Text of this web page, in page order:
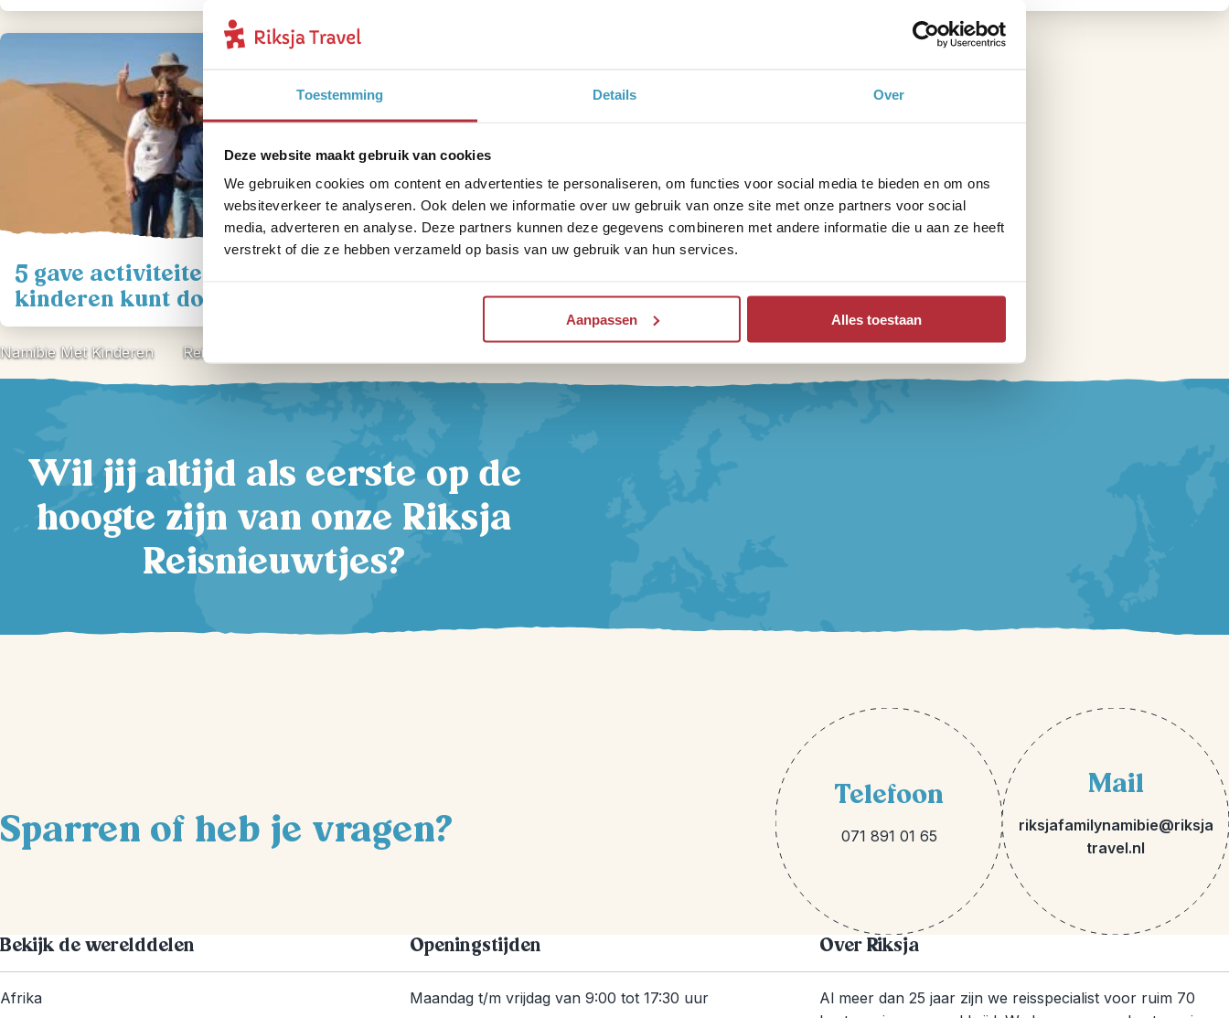
Toestemming Details Over
Deze website maakt gebruik van cookies
We gebruiken cookies om content en advertenties te personaliseren, om functies voor social media te bieden en om ons
websiteverkeer te analyseren. Ook delen we informatie over uw gebruik van onze site met onze partners voor social
media, adverteren en analyse. Deze partners kunnen deze gegevens combineren met andere informatie die u aan ze heeft
verstrekt of die ze hebben verzameld op basis van uw gebruik van hun services.
Aanpassen Alles toestaan
5 gave activiteiten die je met
kinderen kunt doen in Namibië
kinderen
Namibie Met Kinderen Reisblog
Wil jij altijd als eerste op de
hoogte zijn van onze Riksja
Reisnieuwtjes?
Sparren of heb je vragen?
Telefoon
071 891 01 65
Mail
riksjafamilynamibie@riksja
travel.nl
Bekijk de werelddelen
Afrika
Openingstijden
Maandag t/m vrijdag van 9:00 tot 17:30 uur
Over Riksja
Al meer dan 25 jaar zijn we reisspecialist voor ruim 70